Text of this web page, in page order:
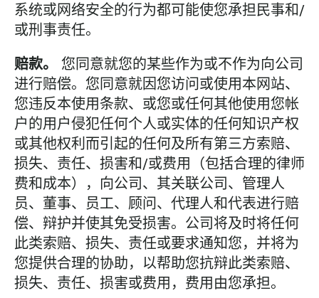
系统或网络安全的行为都可能使您承担民事和/
或刑事责任。
赔款。
您同意就您的某些作为或不作为向公司
进行赔偿。您同意就因您访问或使用本网站、
您违反本使用条款、或您或任何其他使用您帐
户的用户侵犯任何个人或实体的任何知识产权
或其他权利而引起的任何及所有第三方索赔、
损失、责任、损害和/或费用（包括合理的律师
费和成本），向公司、其关联公司、管理人
员、董事、员工、顾问、代理人和代表进行赔
偿、辩护并使其免受损害。公司将及时将任何
此类索赔、损失、责任或要求通知您，并将为
您提供合理的协助，以帮助您抗辩此类索赔、
损失、责任、损害或费用，费用由您承担。